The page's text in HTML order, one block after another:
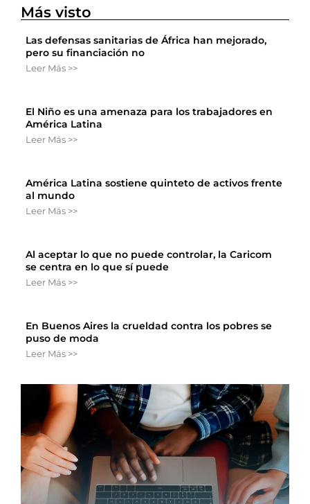
Más visto
Las defensas sanitarias de África han mejorado,
pero su financiación no
Leer Más >>
El Niño es una amenaza para los trabajadores en
América Latina
Leer Más >>
América Latina sostiene quinteto de activos frente
al mundo
Leer Más >>
Al aceptar lo que no puede controlar, la Caricom
se centra en lo que sí puede
Leer Más >>
En Buenos Aires la crueldad contra los pobres se
puso de moda
Leer Más >>